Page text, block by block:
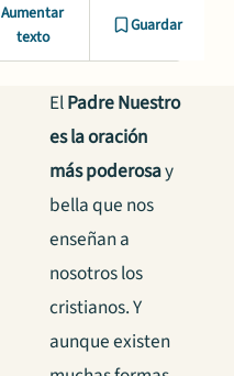
Aumentar
texto
Guardar
ElPadre Nuestro
es la oración
más poderosay
bella que nos
enseñan a
nosotros los
cristianos. Y
aunque existen